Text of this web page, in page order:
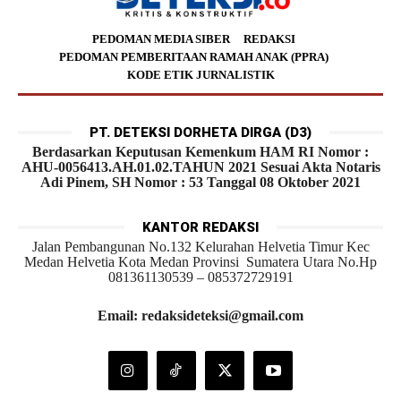
PEDOMAN MEDIA SIBER
REDAKSI
PEDOMAN PEMBERITAAN RAMAH ANAK (PPRA)
KODE ETIK JURNALISTIK
PT. DETEKSI DORHETA DIRGA (D3)
Berdasarkan Keputusan Kemenkum HAM RI Nomor :
AHU-0056413.AH.01.02.TAHUN 2021 Sesuai Akta Notaris
Adi Pinem, SH Nomor : 53 Tanggal 08 Oktober 2021
KANTOR REDAKSI
Jalan Pembangunan No.132 Kelurahan Helvetia Timur Kec
Medan Helvetia Kota Medan Provinsi Sumatera Utara No.Hp
081361130539 – 085372729191
Email: redaksideteksi@gmail.com